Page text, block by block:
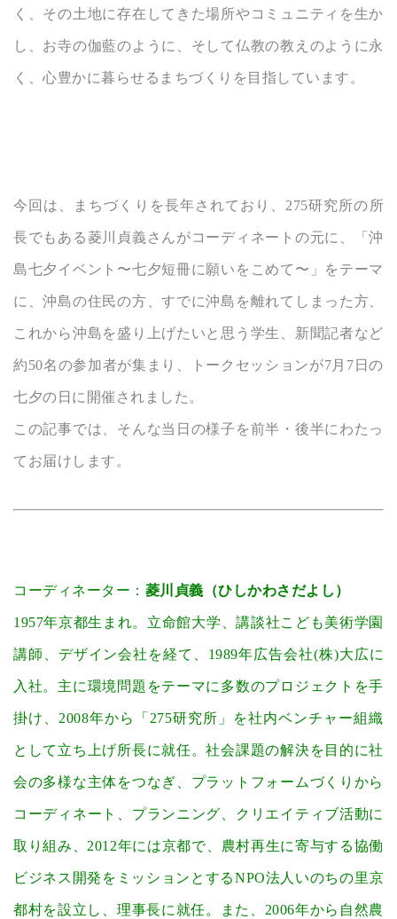
く、その土地に存在してきた場所やコミュニティを生か
し、お寺の伽藍のように、そして仏教の教えのように永
く、心豊かに暮らせるまちづくりを目指しています。
今回は、まちづくりを長年されており、275研究所の所
長でもある菱川貞義さんがコーディネートの元に、「沖
島七夕イベント〜七夕短冊に願いをこめて〜」をテーマ
に、沖島の住民の方、すでに沖島を離れてしまった方、
これから沖島を盛り上げたいと思う学生、新聞記者など
約50名の参加者が集まり、トークセッションが7月7日の
七夕の日に開催されました。
この記事では、そんな当日の様子を前半・後半にわたっ
てお届けします。
コーディネーター： 菱川貞義（ひしかわさだよし）
1957年京都生まれ。立命館大学、講談社こども美術学園
講師、デザイン会社を経て、1989年広告会社(株)大広に
入社。主に環境問題をテーマに多数のプロジェクトを手
掛け、2008年から「275研究所」を社内ベンチャー組織
として立ち上げ所長に就任。社会課題の解決を目的に社
会の多様な主体をつなぎ、プラットフォームづくりから
コーディネート、プランニング、クリエイティブ活動に
取り組み、2012年には京都で、農村再生に寄与する協働
ビジネス開発をミッションとするNPO法人いのちの里京
都村を設立し、理事長に就任。また、2006年から自然農